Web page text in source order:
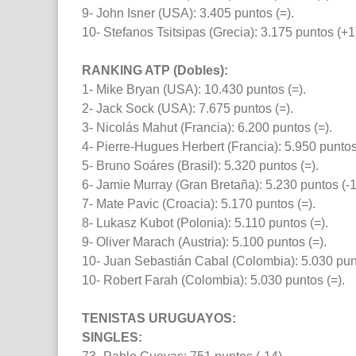
9- John Isner (USA): 3.405 puntos (=).
10- Stefanos Tsitsipas (Grecia): 3.175 puntos
RANKING ATP (Dobles):
1- Mike Bryan (USA): 10.430 puntos (=).
2- Jack Sock (USA): 7.675 puntos (=).
3- Nicolás Mahut (Francia): 6.200 puntos (=).
4- Pierre-Hugues Herbert (Francia): 5.950
5- Bruno Soáres (Brasil): 5.320 puntos (=).
6- Jamie Murray (Gran Bretaña): 5.230 puntos (-
7- Mate Pavic (Croacia): 5.170 puntos (=).
8- Lukasz Kubot (Polonia): 5.110 puntos (=).
9- Oliver Marach (Austria): 5.100 puntos (=).
10- Juan Sebastián Cabal (Colombia): 5.030
10- Robert Farah (Colombia): 5.030 puntos (=).
TENISTAS URUGUAYOS:
SINGLES: